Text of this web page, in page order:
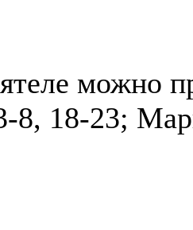
можно
8, 18-23;